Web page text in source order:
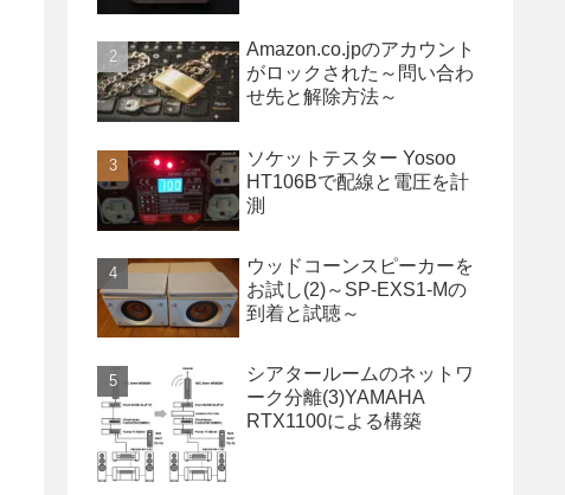
Amazon.co.jpのアカウント
がロックされた～問い合わ
せ先と解除方法～
ソケットテスター Yosoo
HT106Bで配線と電圧を計
測
ウッドコーンスピーカーを
お試し(2)～SP-EXS1-Mの
到着と試聴～
シアタールームのネットワ
ーク分離(3)YAMAHA
RTX1100による構築